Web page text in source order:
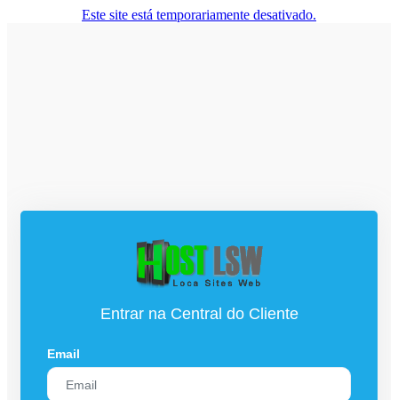
Este site está temporariamente desativado.